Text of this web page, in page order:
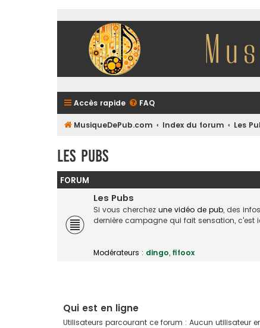
Accès rapide FAQ
MusiqueDePub.com Index du forum Les
Les Pubs
FORUM
Les Pubs
Si vous cherchez une vidéo de pub, des
dernière campagne qui fait sensation, c'est
Modérateurs : dingo, fifoox
Qui est en ligne
Utilisateurs parcourant ce forum : Aucun utilisateur